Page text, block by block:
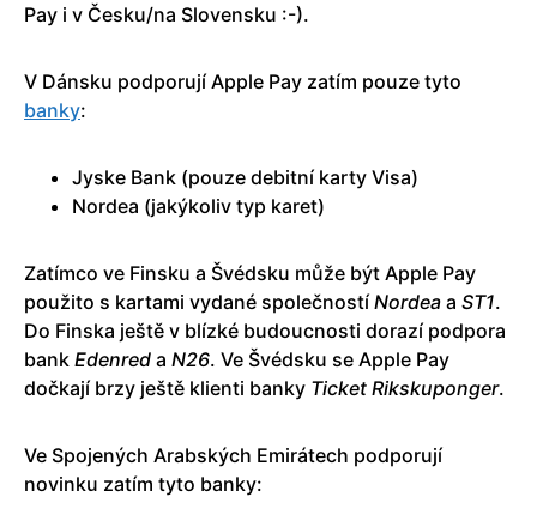
Pay i v Česku/na Slovensku :-).
V Dánsku podporují Apple Pay zatím pouze tyto
banky:
Jyske Bank (pouze debitní karty Visa)
Nordea (jakýkoliv typ karet)
Zatímco ve Finsku a Švédsku může být Apple Pay
použito s kartami vydané společnostíNordea a ST1.
Do Finska ještě v blízké budoucnosti dorazí podpora
bank Edenred a N26. Ve Švédsku se Apple Pay
dočkají brzy ještě klienti banky Ticket Rikskuponger.
Ve Spojených Arabských Emirátech podporují
novinku zatím tyto banky: